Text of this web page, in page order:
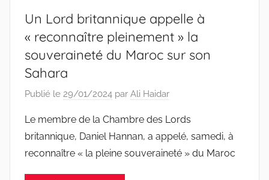
Un Lord britannique appelle à
« reconnaître pleinement » la
souveraineté du Maroc sur son
Sahara
Publié le 29/01/2024 par Ali Haidar
Le membre de la Chambre des Lords
britannique, Daniel Hannan, a appelé, samedi, à
reconnaître « la pleine souveraineté » du Maroc